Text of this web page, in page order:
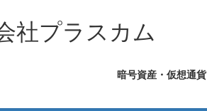
社プラスカム
暗号資産・仮想通貨